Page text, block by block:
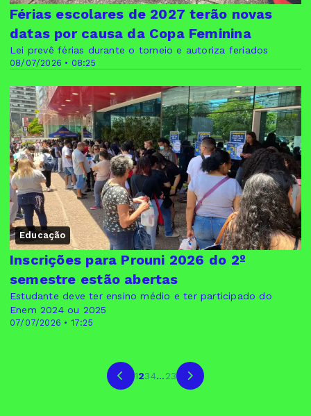
08/07/2026 • 08:25
Férias escolares de 2027 terão novas
datas por causa da Copa Feminina
Lei prevê férias durante o torneio e autoriza feriados
Educação
07/07/2026 • 17:25
Inscrições para Prouni 2026 do 2º
semestre estão abertas
Estudante deve ter ensino médio e ter participado do
Enem 2024 ou 2025
1234...23